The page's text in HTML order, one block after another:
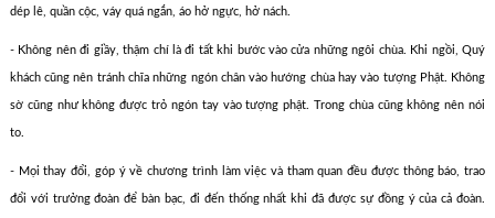
dép lê, quần cộc, váy quá ngắn, áo hở ngực, hở nách.
- Không nên đi giầy, thậm chí là đi tất khi bước vào cửa những ngôi chùa. Khi ngồi, Quý
khách cũng nên tránh chĩa những ngón chân vào hướng chùa hay vào tượng Phật. Không
sờ cũng như không được trỏ ngón tay vào tượng phật. Trong chùa cũng không nên nói
to.
- Mọi thay đổi, góp ý về chương trình làm việc và tham quan đều được thông báo, trao
đổi với trưởng đoàn để bàn bạc, đi đến thống nhất khi đã được sự đồng ý của cả đoàn.